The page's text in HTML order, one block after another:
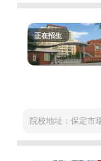
正在招生
院校地址：保定市